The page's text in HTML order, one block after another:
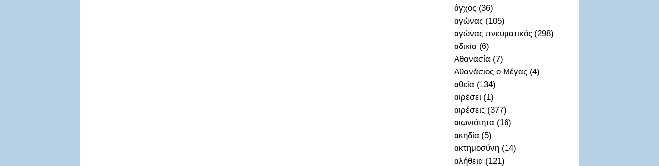
άγχος (36)
αγώνας (105)
αγώνας πνευματικός (298)
αδικία (6)
Αθανασία (7)
Αθανάσιος ο Μέγας (4)
αθεΐα (134)
αιρέσει (1)
αιρέσεις (377)
αιωνιότητα (16)
ακηδία (5)
ακτημοσὐνη (14)
αλήθεια (121)